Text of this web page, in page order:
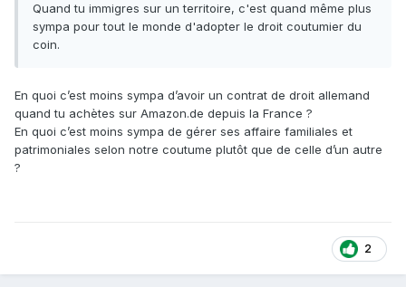
Quand tu immigres sur un territoire, c'est quand même plus
sympa pour tout le monde d'adopter le droit coutumier du
coin.
En quoi c’est moins sympa d’avoir un contrat de droit allemand
quand tu achètes sur Amazon.de depuis la France ?
En quoi c’est moins sympa de gérer ses affaire familiales et
patrimoniales selon notre coutume plutôt que de celle d’un autre
?
2